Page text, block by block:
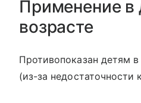
Применение в
возрасте
Противопоказан детям
(из-за недостаточности